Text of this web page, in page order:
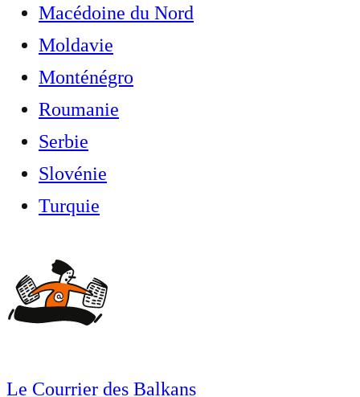
Macédoine du Nord
Moldavie
Monténégro
Roumanie
Serbie
Slovénie
Turquie
Le Courrier des Balkans